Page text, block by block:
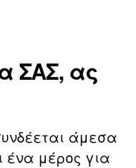
ΣΑΣ, ας
άμεσα
ένα μέρος για